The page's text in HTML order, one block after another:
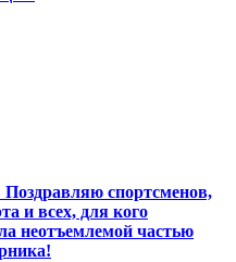
спортсменов,
и всех, для кого
неотъемлемой частью